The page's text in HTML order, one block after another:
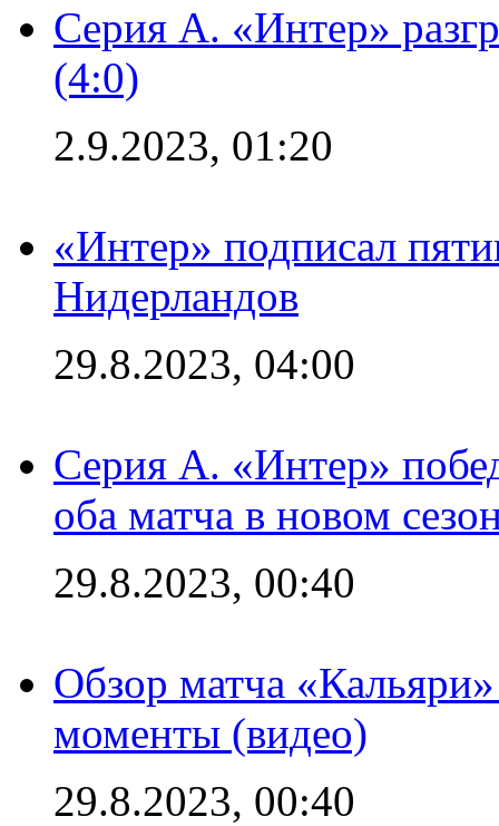
Серия А. «Интер»
(4:0)
2.9.2023, 01:20
«Интер» подписал
Нидерландов
29.8.2023, 04:00
Серия А. «Интер»
оба матча в новом
29.8.2023, 00:40
Обзор матча
моменты (видео)
29.8.2023, 00:40